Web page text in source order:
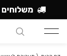
משלוחים